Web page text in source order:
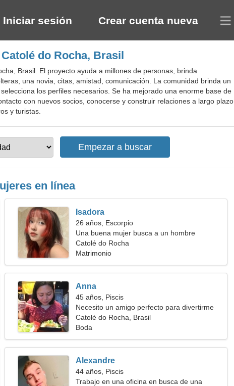
Iniciar sesión Crear cuenta nueva
do Rocha, Brasil
Brasil. El proyecto ayuda a millones de personas, brinda
una novia, citas, amistad, comunicación. La comunidad brinda un
los perfiles necesarios. Se ha mejorado una enorme base de
con nuevos socios, conocerse y construir relaciones a largo plazo.
y turistas.
en línea
Isadora
26 años, Escorpio
Una buena mujer busca a un hombre
Catolé do Rocha
Matrimonio
Anna
45 años, Piscis
Necesito un amigo perfecto para divertirme
Catolé do Rocha, Brasil
Boda
Alexandre
44 años, Piscis
Trabajo en una oficina en busca de una